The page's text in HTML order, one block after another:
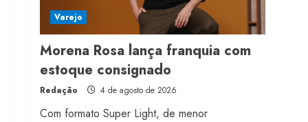
4 de agosto de 2026
Varejo
Morena Rosa lança franquia com
estoque consignado
Redação 4 de agosto de 2026
Com formato Super Light, de menor